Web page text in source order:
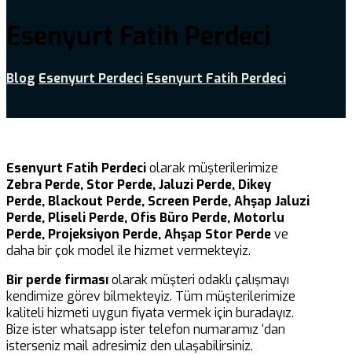
Esenyurt Fatih Perdeci
Blog Esenyurt Perdeci Esenyurt Fatih Perdeci
Esenyurt Fatih Perdeciolarak müşterilerimize
Zebra Perde, Stor Perde, Jaluzi Perde, Dikey
Perde, Blackout Perde, Screen Perde, Ahşap Jaluzi
Perde, Pliseli Perde, Ofis Büro Perde, Motorlu
Perde, Projeksiyon Perde, Ahşap Stor Perdeve
daha bir çok model ile hizmet vermekteyiz.
Bir perde firmasıolarak müşteri odaklı çalışmayı
kendimize görev bilmekteyiz. Tüm müşterilerimize
kaliteli hizmeti uygun fiyata vermek için buradayız.
Bize ister whatsapp ister telefon numaramız ‘dan
isterseniz mail adresimiz den ulaşabilirsiniz.